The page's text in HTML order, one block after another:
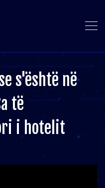
s'është në
të
i hotelit